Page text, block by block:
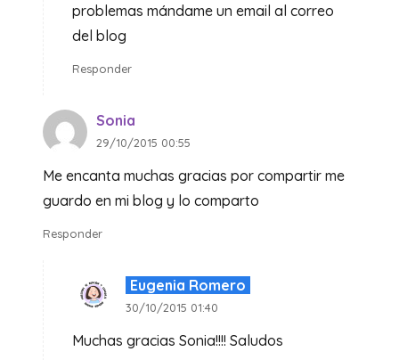
problemas mándame un email al correo
del blog
Responder
Sonia
29/10/2015 00:55
Me encanta muchas gracias por compartir me
guardo en mi blog y lo comparto
Responder
Eugenia Romero
30/10/2015 01:40
Muchas gracias Sonia!!!! Saludos